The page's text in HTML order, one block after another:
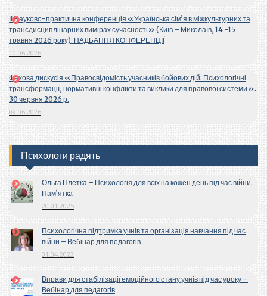
ІІ Науково-практична конференція «Українська сім’я в міжкультурних та
трансдисциплінарних вимірах сучасності» (Київ – Миколаїв, 14 -15
травня 2026 року). НАДБАННЯ КОНФЕРЕНЦІЇ
10.06.2026
Фахова дискусія «Правосвідомість учасників бойових дій: Психологічні
трансформації, нормативні конфлікти та виклики для правової системи».
30 червня 2026 р.
09.06.2026
Психологи радять
Ольга Плетка – Психологія для всіх на кожен день під час війни.
Пам’ятка
20.01.2025
Психологічна підтримка учнів та організація навчання під час
війни – Вебінар для педагогів
01.04.2022
Вправи для стабілізації емоційного стану учнів під час уроку –
Вебінар для педагогів